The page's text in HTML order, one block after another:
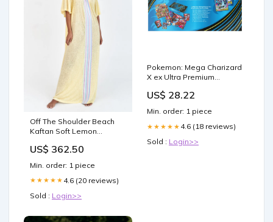
Off The Shoulder Beach
Kaftan Soft Lemon
string-brazilian-light-blue
US$ 362.50
Min. order: 1 piece
★★★★★ 4.6 (20 reviews)
Sold : Login>>
Pokemon: Mega Charizard
X ex Ultra Premium
US$ 28.22
Min. order: 1 piece
★★★★★ 4.6 (18 reviews)
Sold : Login>>